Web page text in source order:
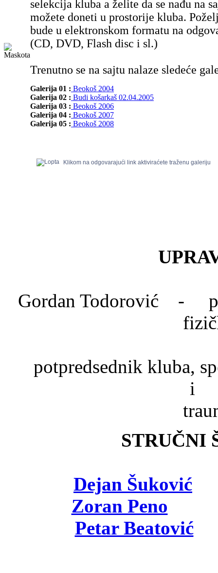
selekcija kluba a želite da se nađu na
možete doneti u prostorije kluba.
bude u elektronskom formatu na
(CD, DVD, Flash disc i sl.)
Trenutno se na sajtu nalaze sledeće
Galerija 01 : Beokoš 2004
Galerija 02 : Budi košarkaš 02.04.2005
Galerija 03 : Beokoš 2006
Galerija 04 : Beokoš 2007
Galerija 05 : Beokoš 2008
Klikom na odgovarajući link aktiviraćete traženu galeriju
Gordan Todorović -
potpredsednik kluba,
STRUČNI
Dejan Šuković
Zoran Peno
Petar Beatović-